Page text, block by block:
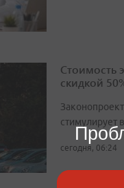
Стоимость
скидкой
стимулирует
сегодня, 06:24